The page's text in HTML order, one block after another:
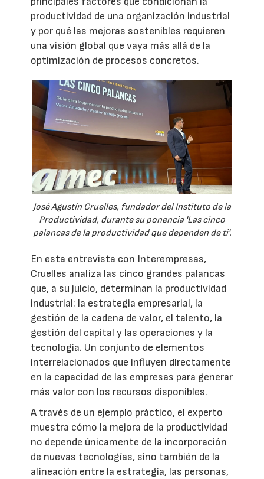
productividad de una organización industrial
y por qué las mejoras sostenibles requieren
una visión global que vaya más allá de la
optimización de procesos concretos.
José Agustín Cruelles, fundador del Instituto de la
Productividad, durante su ponencia 'Las cinco
palancas de la productividad que dependen de ti'.
En esta entrevista con Interempresas,
Cruelles analiza las cinco grandes palancas
que, a su juicio, determinan la productividad
industrial: la estrategia empresarial, la
gestión de la cadena de valor, el talento, la
gestión del capital y las operaciones y la
tecnología. Un conjunto de elementos
interrelacionados que influyen directamente
en la capacidad de las empresas para generar
más valor con los recursos disponibles.
A través de un ejemplo práctico, el experto
muestra cómo la mejora de la productividad
no depende únicamente de la incorporación
de nuevas tecnologías, sino también de la
alineación entre la estrategia, las personas,